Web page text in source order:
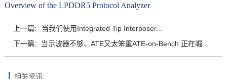
Overview of the LPDDR5 Protocol Analyzer
上一篇:
当我们使用Integrated Tip Interposer...
下一篇:
当示波器不够、ATE又太笨重ATE-on-Bench 正在崛...
相关资讯